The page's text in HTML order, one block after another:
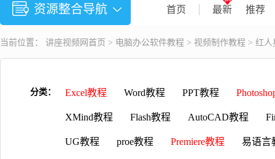
资源整合导航 首页 最新 推荐
当前位置： 讲座视频 网首页 > 电脑办公软件教程 > 视频制作教程 > 红人
分类： Excel教程 Word教程 PPT教程
XMind教程 Flash教程 AutoCAD教程
UG教程 proe教程 Premiere教程 易语言